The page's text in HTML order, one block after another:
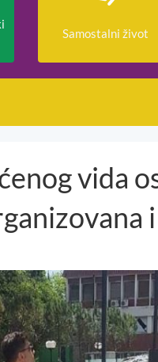
Samostalni život
vida